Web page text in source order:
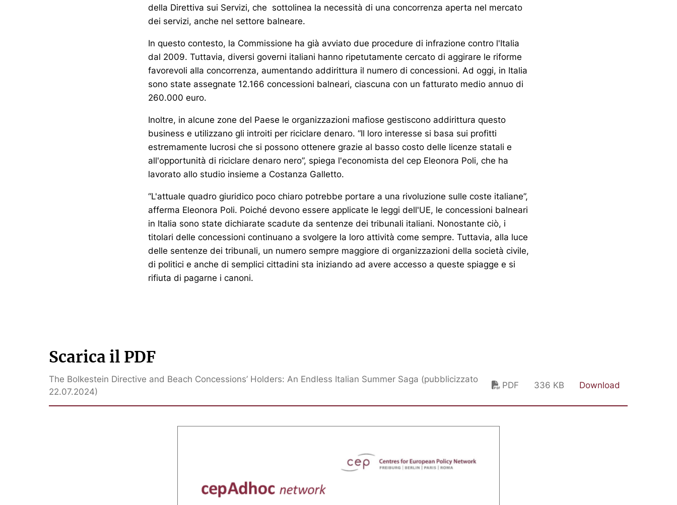
della Direttiva sui Servizi, che sottolinea la necessità di una concorrenza aperta nel mercato
dei servizi, anche nel settore balneare.
In questo contesto, la Commissione ha già avviato due procedure di infrazione contro l'Italia
dal 2009. Tuttavia, diversi governi italiani hanno ripetutamente cercato di aggirare le riforme
favorevoli alla concorrenza, aumentando addirittura il numero di concessioni. Ad oggi, in Italia
sono state assegnate 12.166 concessioni balneari, ciascuna con un fatturato medio annuo di
260.000 euro.
Inoltre, in alcune zone del Paese le organizzazioni mafiose gestiscono addirittura questo
business e utilizzano gli introiti per riciclare denaro. “Il loro interesse si basa sui profitti
estremamente lucrosi che si possono ottenere grazie al basso costo delle licenze statali e
all'opportunità di riciclare denaro nero”, spiega l'economista del cep Eleonora Poli, che ha
lavorato allo studio insieme a Costanza Galletto.
“L'attuale quadro giuridico poco chiaro potrebbe portare a una rivoluzione sulle coste italiane”,
afferma Eleonora Poli. Poiché devono essere applicate le leggi dell'UE, le concessioni balneari
in Italia sono state dichiarate scadute da sentenze dei tribunali italiani. Nonostante ciò, i
titolari delle concessioni continuano a svolgere la loro attività come sempre. Tuttavia, alla luce
delle sentenze dei tribunali, un numero sempre maggiore di organizzazioni della società civile,
di politici e anche di semplici cittadini sta iniziando ad avere accesso a queste spiagge e si
rifiuta di pagarne i canoni.
Scarica il PDF
The Bolkestein Directive and Beach Concessions’ Holders: An Endless Italian Summer Saga (pubblicizzato
22.07.2024)
PDF 336 KB Download